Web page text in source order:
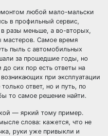
любой мало-мальски
в профильный сервис,
разы меньше, а во-вторых,
мастеров. Самое время
пыль с автомобильных
за прошедшие годы, но
до сих пор есть ответы на
при эксплуатации
ответ, но и путь, по
то самое решение найти.
— яркий тому пример.
слова: кажется, что не
руки уже привыкли и